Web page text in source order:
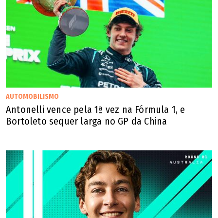
7º - Lando Norris (McLaren)
8º - Gabriel Bortoleto (Audi)
9º - Arvin Lindblad (Racing Bulls)
10º - Franco Colapinto (Alpine)
11º - Pierre Gasly (Alpine)
13º - Nico Hulkenberg (Audi)
14º - Oliver Bearman (Haas)
AUTOMOBILISMO
Antonelli vence pela 1ª vez na Fórmula 1, e
Bortoleto sequer larga no GP da China